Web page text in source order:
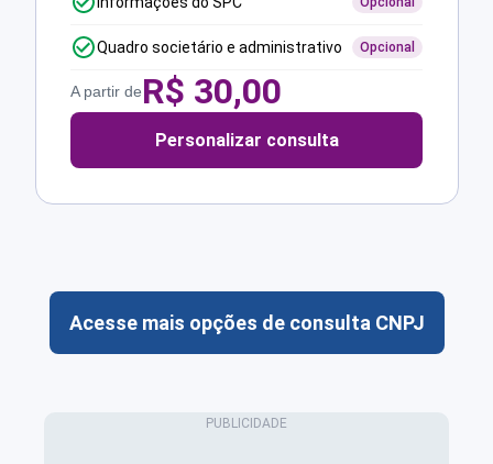
Quadro societário e administrativo Opcional
A partir deR$ 30,00
Personalizar consulta
Acesse mais opções de consulta CNPJ